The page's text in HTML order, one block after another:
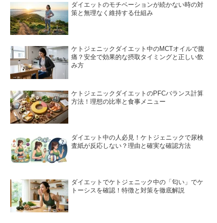
ダイエットのモチベーションが続かない時の対
策と無理なく維持する仕組み
ケトジェニックダイエット中のMCTオイルで腹
痛？安全で効果的な摂取タイミングと正しい飲
み方
ケトジェニックダイエットのPFCバランス計算
方法！理想の比率と食事メニュー
ダイエット中の人必見！ケトジェニックで尿検
査紙が反応しない？理由と確実な確認方法
ダイエットでケトジェニック中の「匂い」でケ
トーシスを確認！特徴と対策を徹底解説